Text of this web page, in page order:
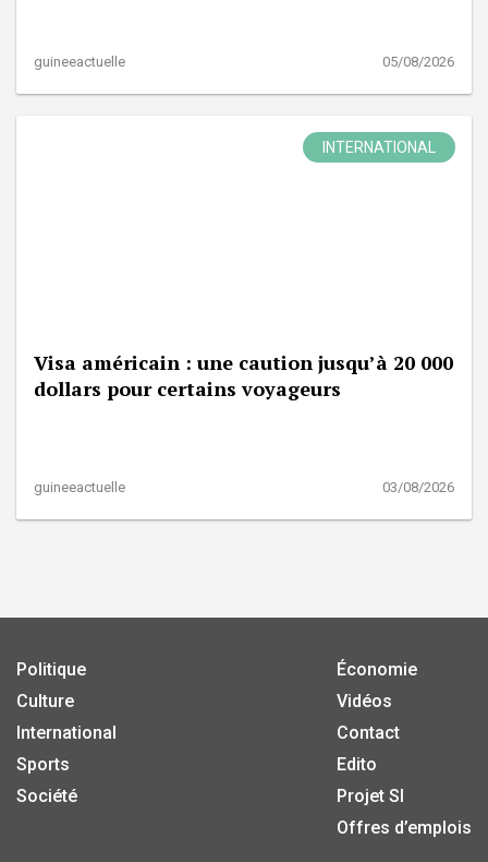
guineeactuelle 05/08/2026
INTERNATIONAL
Visa américain : une caution jusqu’à 20 000
dollars pour certains voyageurs
guineeactuelle 03/08/2026
Politique
Culture
International
Sports
Société
Économie
Vidéos
Contact
Edito
Projet SI
Offres d’emplois